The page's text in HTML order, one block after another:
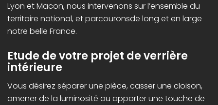
Lyon et Macon, nous intervenons sur l’ensemble du
territoire national, et parcouronsde long et en large
notre belle France.
Etude de votre projet de verrière
intérieure
Vous désirez séparer une pièce, casser une cloison,
amener de la luminosité ou apporter une touche de